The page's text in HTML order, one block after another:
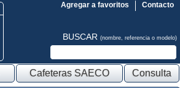
Contacto
Agregar a favoritos
BUSCAR (nombre, referencia o modelo)
Cafeteras SAECO Consulta